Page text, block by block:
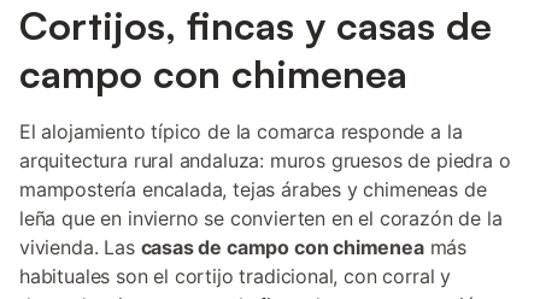
Cortijos, fincas y casas de
campo con chimenea
El alojamiento típico de la comarca responde a la
arquitectura rural andaluza: muros gruesos de piedra o
mampostería encalada, tejas árabes y chimeneas de
leña que en invierno se convierten en el corazón de la
vivienda. Las casas de campo con chimeneamás
habituales son el cortijo tradicional, con corral y